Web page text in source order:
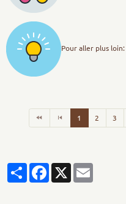
Pour aller plus
1 2 3
PartagerFacebook
X